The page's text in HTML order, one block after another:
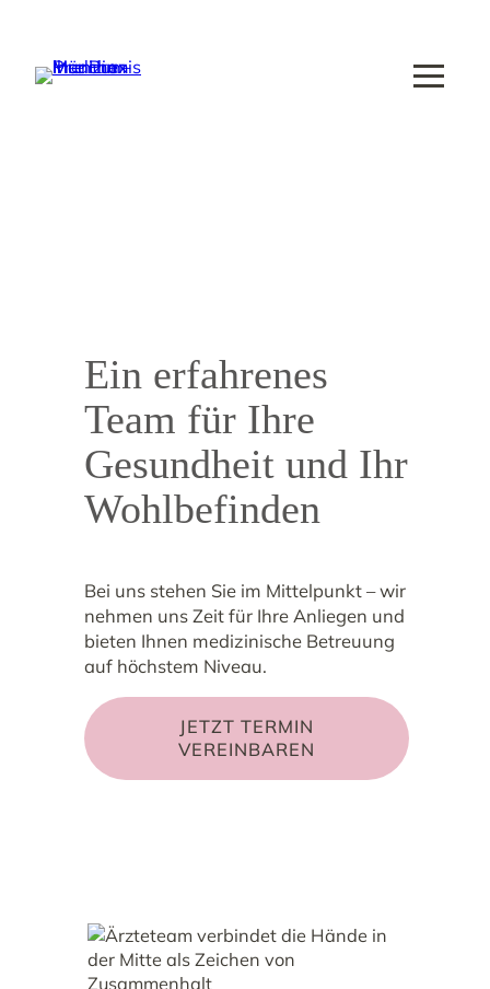
springen
Ein erfahrenes
Team für Ihre
Gesundheit und Ihr
Wohlbefinden
Bei uns stehen Sie im Mittelpunkt – wir
nehmen uns Zeit für Ihre Anliegen und
bieten Ihnen medizinische Betreuung
auf höchstem Niveau.
JETZT TERMIN
VEREINBAREN